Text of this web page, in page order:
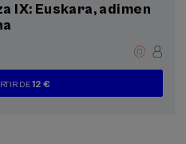
IX: Euskara, adimen
... DE12 €
Dernières
places
Gratuit
Date
passée
Liste
d'attente
Période
d'inscription